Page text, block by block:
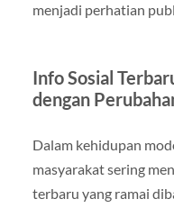
menjadi perhatian
Info Sosial
dengan
Dalam kehidupan
masyarakat sering
terbaru yang ramai